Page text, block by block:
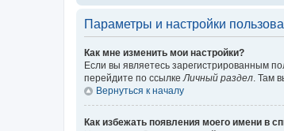
Параметры и настройки
Как мне изменить мои настройки?
Если вы являетесь зарегистрированным
перейдите по ссылкеЛичный раздел. Там
Вернуться к началу
Как избежать появления моего имени в